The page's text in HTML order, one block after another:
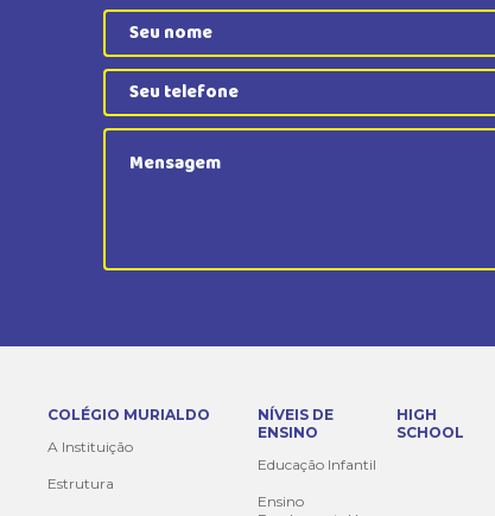
COLÉGIO MURIALDO
A Instituição
Estrutura
NÍVEIS DE
ENSINO
Educação Infantil
Ensino
HIGH
SCHOOL